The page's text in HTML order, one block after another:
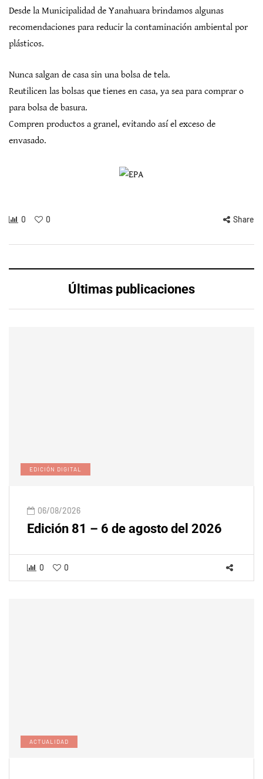
Desde la Municipalidad de Yanahuara brindamos algunas
recomendaciones para reducir la contaminación ambiental por
plásticos.
Nunca salgan de casa sin una bolsa de tela.
Reutilicen las bolsas que tienes en casa, ya sea para comprar o
para bolsa de basura.
Compren productos a granel, evitando así el exceso de
envasado.
0 0 Share
Últimas publicaciones
EDICIÓN DIGITAL
06/08/2026
Edición 81 – 6 de agosto del 2026
0 0
ACTUALIDAD